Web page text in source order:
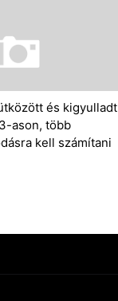
és kigyulladt
ason, több
kell számítani